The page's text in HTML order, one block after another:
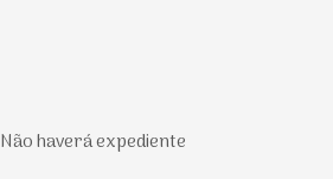
Não haverá expediente